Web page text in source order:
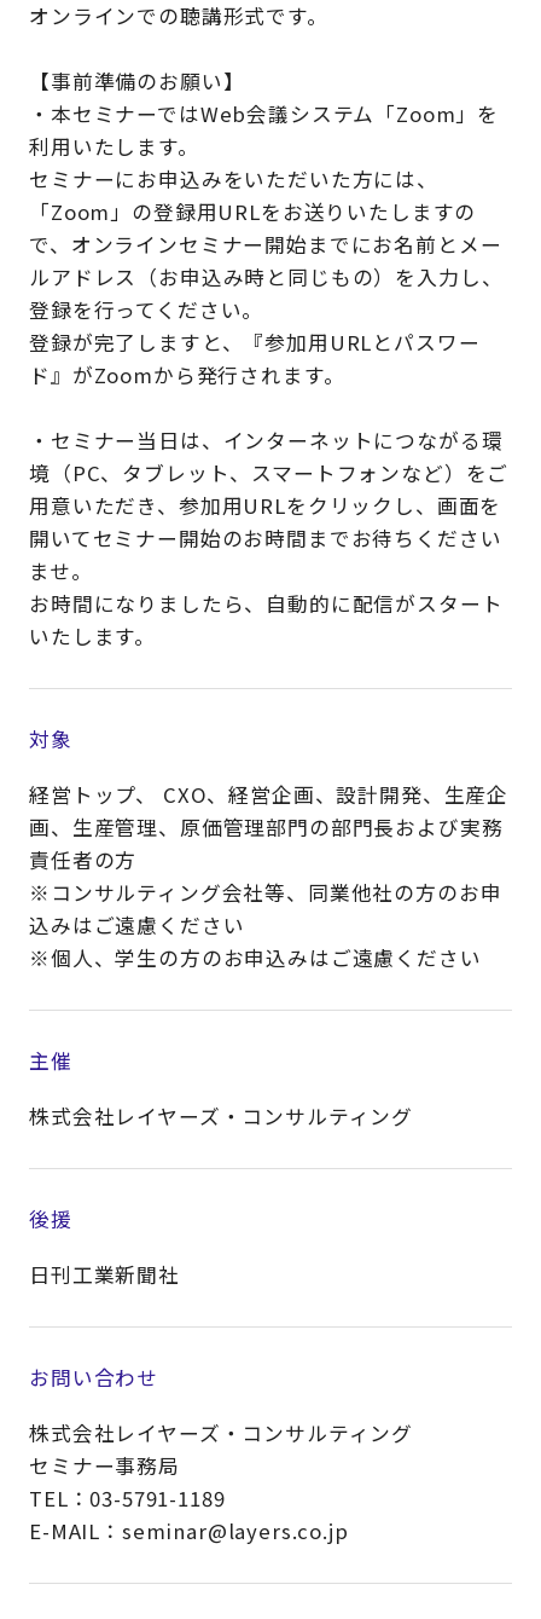
オンラインでの聴講形式です。
【事前準備のお願い】
・本セミナーではWeb会議システム「Zoom」を
利用いたします。
セミナーにお申込みをいただいた方には、
「Zoom」の登録用URLをお送りいたしますの
で、オンラインセミナー開始までにお名前とメー
ルアドレス（お申込み時と同じもの）を入力し、
登録を行ってください。
登録が完了しますと、『参加用URLとパスワー
ド』がZoomから発行されます。
・セミナー当日は、インターネットにつながる環
境（PC、タブレット、スマートフォンなど）をご
用意いただき、参加用URLをクリックし、画面を
開いてセミナー開始のお時間までお待ちください
ませ。
お時間になりましたら、自動的に配信がスタート
いたします。
対象
経営トップ、 CXO、経営企画、設計開発、生産企
画、生産管理、原価管理部門の部門長および実務
責任者の方
※コンサルティング会社等、同業他社の方のお申
込みはご遠慮ください
※個人、学生の方のお申込みはご遠慮ください​
主催
株式会社レイヤーズ・コンサルティング
後援
日刊工業新聞社
お問い合わせ
株式会社レイヤーズ・コンサルティング
セミナー事務局
TEL：03-5791-1189
E-MAIL：seminar@layers.co.jp